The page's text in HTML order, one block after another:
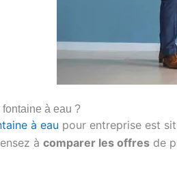
à eau ?
à eau pour entreprise est
à comparer les offres de